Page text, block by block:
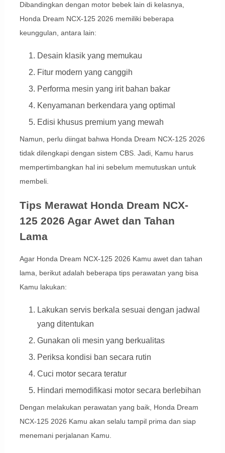
Dibandingkan dengan motor bebek lain di kelasnya,
Honda Dream NCX-125 2026 memiliki beberapa
keunggulan, antara lain:
Desain klasik yang memukau
Fitur modern yang canggih
Performa mesin yang irit bahan bakar
Kenyamanan berkendara yang optimal
Edisi khusus premium yang mewah
Namun, perlu diingat bahwa Honda Dream NCX-125 2026
tidak dilengkapi dengan sistem CBS. Jadi, Kamu harus
mempertimbangkan hal ini sebelum memutuskan untuk
membeli.
Tips Merawat Honda Dream NCX-
125 2026 Agar Awet dan Tahan
Lama
Agar Honda Dream NCX-125 2026 Kamu awet dan tahan
lama, berikut adalah beberapa tips perawatan yang bisa
Kamu lakukan:
Lakukan servis berkala sesuai dengan jadwal
yang ditentukan
Gunakan oli mesin yang berkualitas
Periksa kondisi ban secara rutin
Cuci motor secara teratur
Hindari memodifikasi motor secara berlebihan
Dengan melakukan perawatan yang baik, Honda Dream
NCX-125 2026 Kamu akan selalu tampil prima dan siap
menemani perjalanan Kamu.